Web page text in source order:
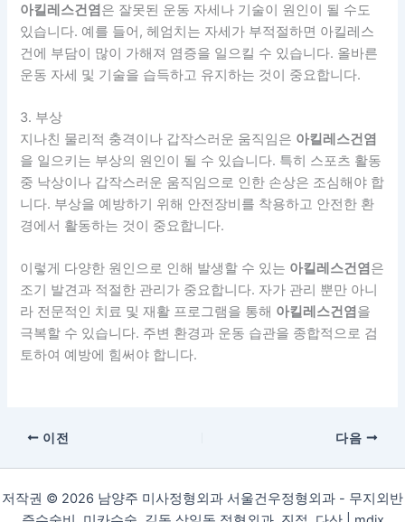
아킬레스건염 은 잘못된 운동 자세나 기술이 원인이 될 수도
있습니다. 예를 들어, 헤엄치는 자세가 부적절하면 아킬레스
건에 부담이 많이 가해져 염증을 일으킬 수 있습니다. 올바른
운동 자세 및 기술을 습득하고 유지하는 것이 중요합니다.
3. 부상
지나친 물리적 충격이나 갑작스러운 움직임은 아킬레스건염
을 일으키는 부상의 원인이 될 수 있습니다. 특히 스포츠 활동
중 낙상이나 갑작스러운 움직임으로 인한 손상은 조심해야 합
니다. 부상을 예방하기 위해 안전장비를 착용하고 안전한 환
경에서 활동하는 것이 중요합니다.
이렇게 다양한 원인으로 인해 발생할 수 있는 아킬레스건염 은
조기 발견과 적절한 관리가 중요합니다. 자가 관리 뿐만 아니
라 전문적인 치료 및 재활 프로그램을 통해 아킬레스건염 을
극복할 수 있습니다. 주변 환경과 운동 습관을 종합적으로 검
토하여 예방에 힘써야 합니다.
이전 다음
저작권 © 2026 남양주 미사정형외과 서울건우정형외과 - 무지외반